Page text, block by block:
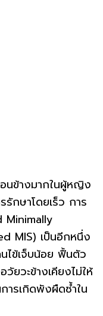
างมากในผู้หญิง
รักษาโดยเร็ว การ
Minimally
MIS) เป็นอีกหนึ่ง
ไข้เจ็บน้อย ฟื้นตัว
ยวะข้างเคียงไม่ให้
ารเกิดพังผืดซ้ำใน